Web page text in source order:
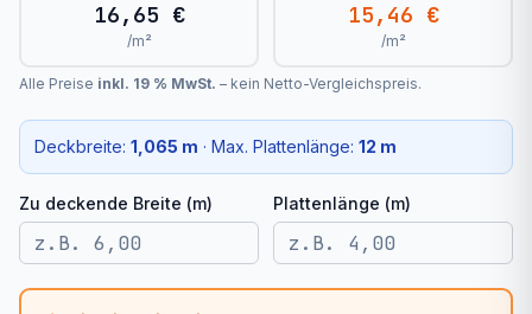
16,65 €
/m²
15,46 €
/m²
Alle Preise inkl. 19 % MwSt. – kein Netto-Vergleichspreis.
Deckbreite: 1,065 m · Max. Plattenlänge: 12 m
Zu deckende Breite (m) Plattenlänge (m)